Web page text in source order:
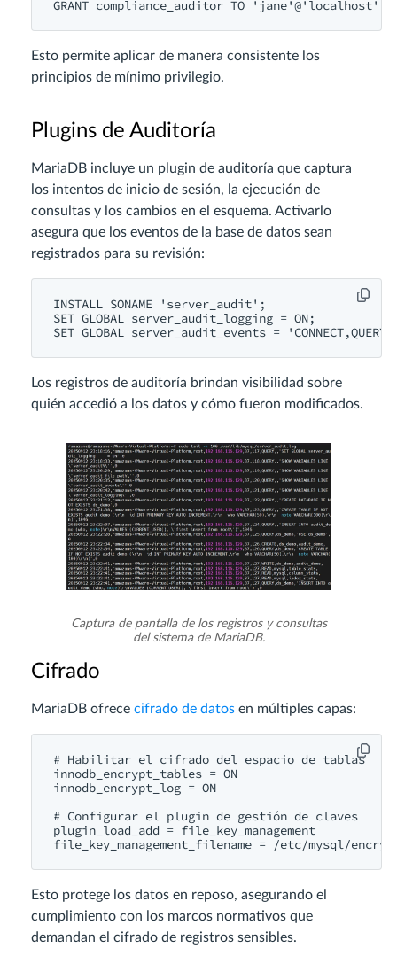
Esto permite aplicar de manera consistente los
principios de mínimo privilegio.
Plugins de Auditoría
MariaDB incluye un plugin de auditoría que captura
los intentos de inicio de sesión, la ejecución de
consultas y los cambios en el esquema. Activarlo
asegura que los eventos de la base de datos sean
registrados para su revisión:
INSTALL SONAME 'server_audit';
SET GLOBAL server_audit_logging = ON;
Los registros de auditoría brindan visibilidad sobre
quién accedió a los datos y cómo fueron modificados.
Captura de pantalla de los registros y consultas
del sistema de MariaDB.
Cifrado
MariaDB ofrece cifrado de datos en múltiples capas:
# Habilitar el cifrado del espacio de tablas
innodb_encrypt_tables = ON
innodb_encrypt_log = ON
# Configurar el plugin de gestión de claves
plugin_load_add = file_key_management
Esto protege los datos en reposo, asegurando el
cumplimiento con los marcos normativos que
demandan el cifrado de registros sensibles.